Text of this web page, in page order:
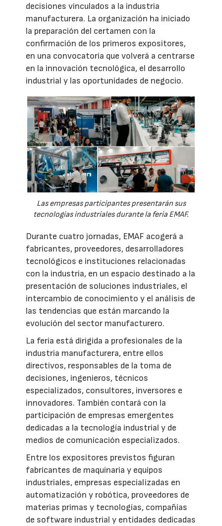
decisiones vinculados a la industria
manufacturera. La organización ha iniciado
la preparación del certamen con la
confirmación de los primeros expositores,
en una convocatoria que volverá a centrarse
en la innovación tecnológica, el desarrollo
industrial y las oportunidades de negocio.
Las empresas participantes presentarán sus
tecnologías industriales durante la feria EMAF.
Durante cuatro jornadas, EMAF acogerá a
fabricantes, proveedores, desarrolladores
tecnológicos e instituciones relacionadas
con la industria, en un espacio destinado a la
presentación de soluciones industriales, el
intercambio de conocimiento y el análisis de
las tendencias que están marcando la
evolución del sector manufacturero.
La feria está dirigida a profesionales de la
industria manufacturera, entre ellos
directivos, responsables de la toma de
decisiones, ingenieros, técnicos
especializados, consultores, inversores e
innovadores. También contará con la
participación de empresas emergentes
dedicadas a la tecnología industrial y de
medios de comunicación especializados.
Entre los expositores previstos figuran
fabricantes de maquinaria y equipos
industriales, empresas especializadas en
automatización y robótica, proveedores de
materias primas y tecnologías, compañías
de software industrial y entidades dedicadas